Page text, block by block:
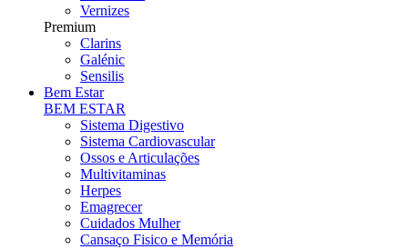
Vernizes
Premium
Clarins
Galénic
Sensilis
Bem Estar
BEM ESTAR
Sistema Digestivo
Sistema Cardiovascular
Ossos e Articulações
Multivitaminas
Herpes
Emagrecer
Cuidados Mulher
Cansaço Fisico e Memória